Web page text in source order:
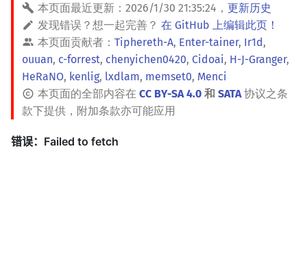
本页面最近更新： 2026/1/30 21:35:24 ， 更新历史
发现错误？想一起完善？ 在 GitHub 上编辑此页！
本页面贡献者： Tiphereth-A, Enter-tainer, Ir1d,
ouuan, c-forrest, chenyichen0420, Cidoai, H-J-Granger,
HeRaNO, kenlig, lxdlam, memset0, Menci
本页面的全部内容在 CC BY-SA 4.0 和 SATA协议之条
款下提供，附加条款亦可能应用